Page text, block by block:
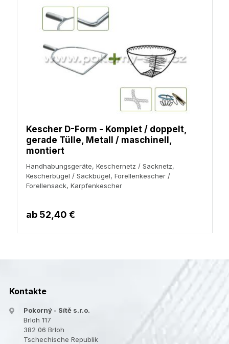
Kescher D-Form - Komplet / doppelt,
gerade Tülle, Metall / maschinell,
montiert
Handhabungsgeräte, Keschernetz / Sacknetz,
Kescherbügel / Sackbügel, Forellenkescher /
Forellensack, Karpfenkescher
ab 52,40 €
Kontakte
Pokorný - Sítě s.r.o.
Brloh 117
382 06 Brloh
Tschechische Republik